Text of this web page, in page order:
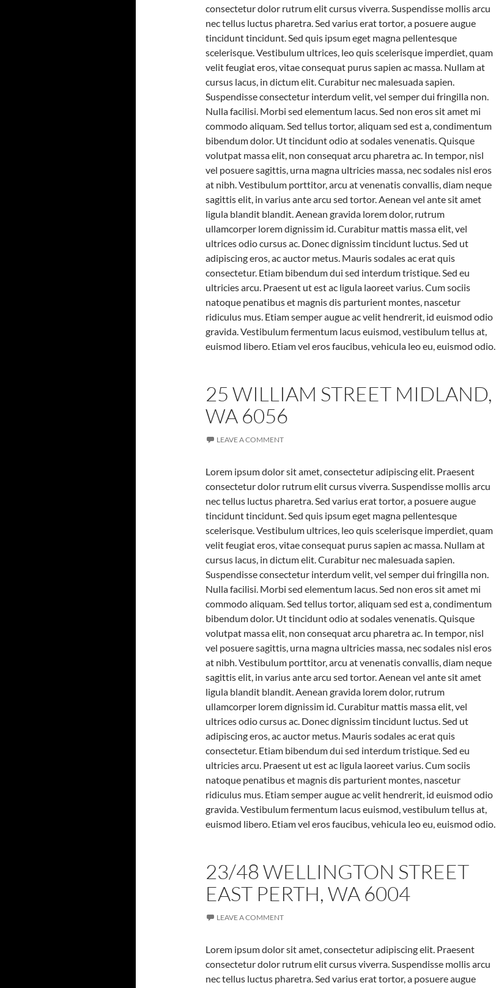
consectetur dolor rutrum elit cursus viverra. Suspendisse mollis arcu
nec tellus luctus pharetra. Sed varius erat tortor, a posuere augue
tincidunt tincidunt. Sed quis ipsum eget magna pellentesque
scelerisque. Vestibulum ultrices, leo quis scelerisque imperdiet, quam
velit feugiat eros, vitae consequat purus sapien ac massa. Nullam at
cursus lacus, in dictum elit. Curabitur nec malesuada sapien.
Suspendisse consectetur interdum velit, vel semper dui fringilla non.
Nulla facilisi. Morbi sed elementum lacus. Sed non eros sit amet mi
commodo aliquam. Sed tellus tortor, aliquam sed est a, condimentum
bibendum dolor. Ut tincidunt odio at sodales venenatis. Quisque
volutpat massa elit, non consequat arcu pharetra ac. In tempor, nisl
vel posuere sagittis, urna magna ultricies massa, nec sodales nisl eros
at nibh. Vestibulum porttitor, arcu at venenatis convallis, diam neque
sagittis elit, in varius ante arcu sed tortor. Aenean vel ante sit amet
ligula blandit blandit. Aenean gravida lorem dolor, rutrum
ullamcorper lorem dignissim id. Curabitur mattis massa elit, vel
ultrices odio cursus ac. Donec dignissim tincidunt luctus. Sed ut
adipiscing eros, ac auctor metus. Mauris sodales ac erat quis
consectetur. Etiam bibendum dui sed interdum tristique. Sed eu
ultricies arcu. Praesent ut est ac ligula laoreet varius. Cum sociis
natoque penatibus et magnis dis parturient montes, nascetur
ridiculus mus. Etiam semper augue ac velit hendrerit, id euismod odio
gravida. Vestibulum fermentum lacus euismod, vestibulum tellus at,
euismod libero. Etiam vel eros faucibus, vehicula leo eu, euismod odio.
25 WILLIAM STREET MIDLAND,
WA 6056
LEAVE A COMMENT
Lorem ipsum dolor sit amet, consectetur adipiscing elit. Praesent
consectetur dolor rutrum elit cursus viverra. Suspendisse mollis arcu
nec tellus luctus pharetra. Sed varius erat tortor, a posuere augue
tincidunt tincidunt. Sed quis ipsum eget magna pellentesque
scelerisque. Vestibulum ultrices, leo quis scelerisque imperdiet, quam
velit feugiat eros, vitae consequat purus sapien ac massa. Nullam at
cursus lacus, in dictum elit. Curabitur nec malesuada sapien.
Suspendisse consectetur interdum velit, vel semper dui fringilla non.
Nulla facilisi. Morbi sed elementum lacus. Sed non eros sit amet mi
commodo aliquam. Sed tellus tortor, aliquam sed est a, condimentum
bibendum dolor. Ut tincidunt odio at sodales venenatis. Quisque
volutpat massa elit, non consequat arcu pharetra ac. In tempor, nisl
vel posuere sagittis, urna magna ultricies massa, nec sodales nisl eros
at nibh. Vestibulum porttitor, arcu at venenatis convallis, diam neque
sagittis elit, in varius ante arcu sed tortor. Aenean vel ante sit amet
ligula blandit blandit. Aenean gravida lorem dolor, rutrum
ullamcorper lorem dignissim id. Curabitur mattis massa elit, vel
ultrices odio cursus ac. Donec dignissim tincidunt luctus. Sed ut
adipiscing eros, ac auctor metus. Mauris sodales ac erat quis
consectetur. Etiam bibendum dui sed interdum tristique. Sed eu
ultricies arcu. Praesent ut est ac ligula laoreet varius. Cum sociis
natoque penatibus et magnis dis parturient montes, nascetur
ridiculus mus. Etiam semper augue ac velit hendrerit, id euismod odio
gravida. Vestibulum fermentum lacus euismod, vestibulum tellus at,
euismod libero. Etiam vel eros faucibus, vehicula leo eu, euismod odio.
23/48 WELLINGTON STREET
EAST PERTH, WA 6004
LEAVE A COMMENT
Lorem ipsum dolor sit amet, consectetur adipiscing elit. Praesent
consectetur dolor rutrum elit cursus viverra. Suspendisse mollis arcu
nec tellus luctus pharetra. Sed varius erat tortor, a posuere augue